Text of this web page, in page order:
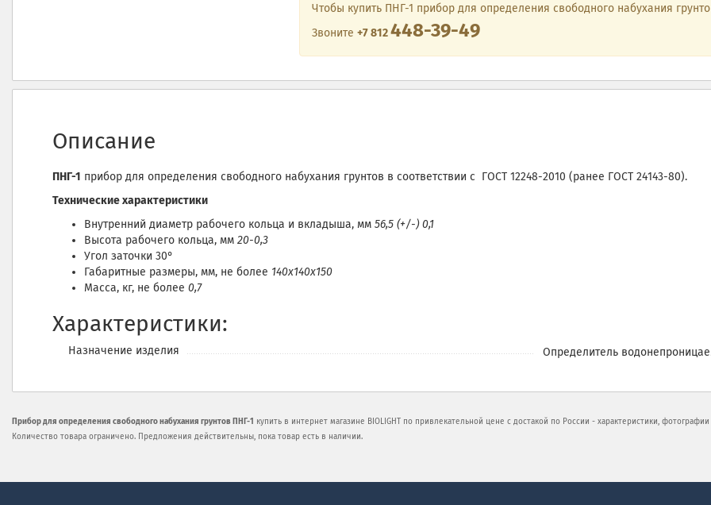
Чтобы купить ПНГ-1 прибор для определения свободного набухания
Звоните +7 812448-39-49
Описание
ПНГ-1 прибор для определения свободного набухания грунтов в соответствии с ГОСТ 12248-2010 (ранее ГОСТ 24143-80).
Технические характеристики
Внутренний диаметр рабочего кольца и вкладыша, мм 56,5 (+/-) 0,1
Высота рабочего кольца, мм 20-0,3
Угол заточки 30°
Габаритные размеры, мм, не более 140х140х150
Масса, кг, не более 0,7
Характеристики:
Назначение изделия Определитель
Прибор для определения свободного набухания грунтов ПНГ-1 купить в интернет магазине BIOLIGHT по привлекательной цене с достакой по России - характеристики,
Количество товара ограничено. Предложения действительны, пока товар есть в наличии.